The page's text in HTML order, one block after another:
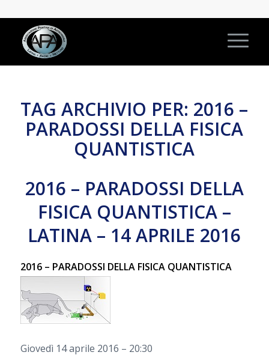
TAG ARCHIVIO PER: 2016 –
PARADOSSI DELLA FISICA
QUANTISTICA
2016 – PARADOSSI DELLA
FISICA QUANTISTICA –
LATINA – 14 APRILE 2016
2016 – PARADOSSI DELLA FISICA QUANTISTICA
Giovedì 14 aprile 2016 – 20:30